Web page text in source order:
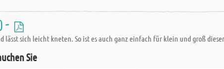
-
lässt sich leicht kneten. So ist es auch ganz einfach für klein und groß
Sie